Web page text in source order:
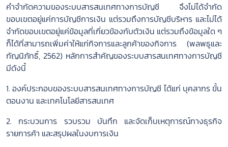
คำจำกัดความของระบบสารสนเทศทางการบัญชี จึงไม่ได้จำกัด
ขอบเขตอยู่แค่การบัญชีการเงิน แต่รวมถึงการบัญชีบริหาร และไม่ได้
จำกัดขอบเขตอยู่แค่ข้อมูลที่เกี่ยวข้องกับตัวเงิน แต่รวมถึงข้อมูลใด ๆ
ก็ได้ที่สามารถเพิ่มค่าให้แก่กิจการและลูกค้าของกิจการ (พลพธูและ
กัญนิภัทธิ์, 2562) หลักการสำคัญของระบบสารสนเทศทางการบัญชี
มีดังนี้
1. องค์ประกอบของระบบสารสนเทศทางการบัญชี ได้แก่ บุคลากร ขั้น
ตอนงาน และเทคโนโลยีสารสนเทศ
2. กระบวนการ รวบรวม บันทึก และจัดเก็บเหตุการณ์ทางธุรกิจ
รายการค้า และสรุปผลในงบการเงิน